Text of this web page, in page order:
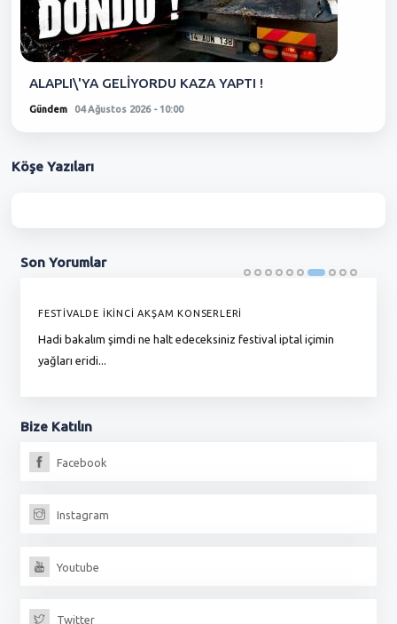
ALAPLI\'YA GELİYORDU KAZA YAPTI !
Gündem 04 Ağustos 2026 - 10:00
Köşe Yazıları
Son Yorumlar
FESTİVALDE İKİNCİ AKŞAM KONSERLERİ
Hadi bakalım şimdi ne halt edeceksiniz festival iptal içimin
yağları eridi...
Bize Katılın
Facebook
Instagram
Youtube
Twitter